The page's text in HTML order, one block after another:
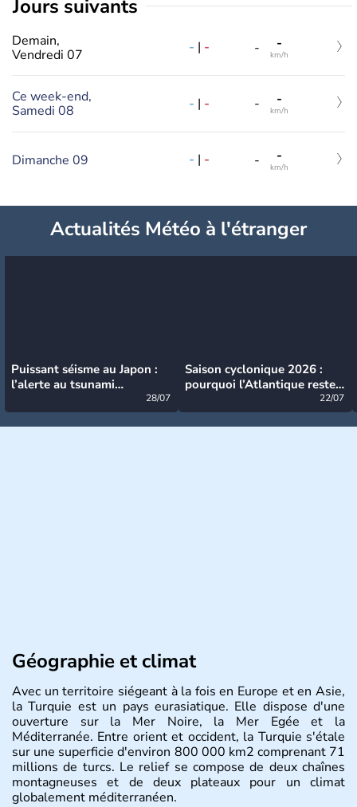
jours suivants
Demain,
Vendredi 07
- | - - -
km/h
Ce week-end,
Samedi 08
- | - - -
km/h
Dimanche 09 - | - - -
km/h
Actualités Météo à l'étranger
Puissant séisme au Japon :
l’alerte au tsunami
28/07
Saison cyclonique 2026 :
pourquoi l’Atlantique reste
22/07
Géographie et climat
Avec un territoire siégeant à la fois en Europe et en Asie,
la Turquie est un pays eurasiatique. Elle dispose d'une
ouverture sur la Mer Noire, la Mer Egée et la
Méditerranée. Entre orient et occident, la Turquie s'étale
sur une superficie d'environ 800 000 km2 comprenant 71
millions de turcs. Le relief se compose de deux chaînes
montagneuses et de deux plateaux pour un climat
globalement méditerranéen.